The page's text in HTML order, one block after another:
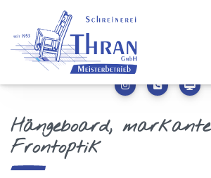
Hängeboard, markante
Frontoptik